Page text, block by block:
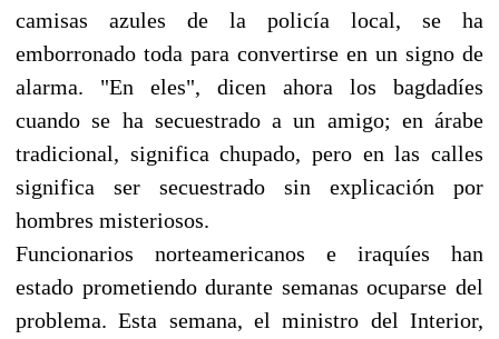
camisas azules de la policía local, se ha
emborronado toda para convertirse en un signo de
alarma. "En eles", dicen ahora los bagdadíes
cuando se ha secuestrado a un amigo; en árabe
tradicional, significa chupado, pero en las calles
significa ser secuestrado sin explicación por
hombres misteriosos.
Funcionarios norteamericanos e iraquíes han
estado prometiendo durante semanas ocuparse del
problema. Esta semana, el ministro del Interior,